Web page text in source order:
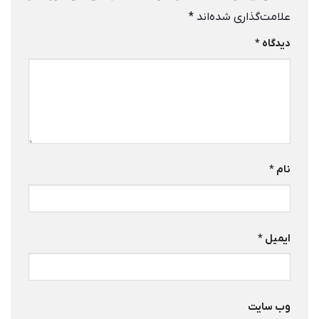
علامت‌گذاری شده‌اند *
دیدگاه *
نام *
ایمیل *
وب‌ سایت